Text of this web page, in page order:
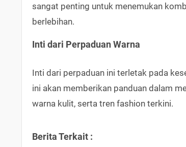
sangat penting untuk menemukan
berlebihan.
Inti dari Perpaduan Warna
Inti dari perpaduan ini terletak pada
ini akan memberikan panduan dalam
warna kulit, serta tren fashion terkini.
Berita Terkait :